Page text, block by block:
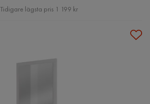
Pris
Tidigare lägsta pris 1 199 kr